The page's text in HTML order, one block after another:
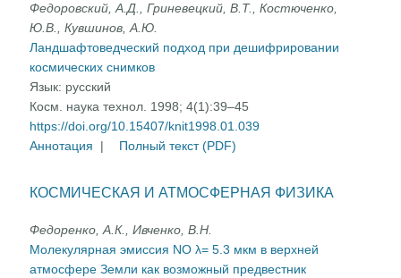
Федоровский, А.Д., Гриневецкий, В.Т., Костюченко,
Ю.В., Кувшинов, А.Ю.
Ландшафтоведческий подход при дешифрировании
космических снимков
Язык: русский
Косм. наука технол. 1998; 4(1):39–45
https://doi.org/10.15407/knit1998.01.039
Аннотация
| Полный текст (PDF)
КОСМИЧЕСКАЯ И АТМОСФЕРНАЯ ФИЗИКА
Федоренко, А.К., Ивченко, В.Н.
Молекулярная эмиссия NO λ= 5.3 мкм в верхней
атмосфере Земли как возможный предвестник